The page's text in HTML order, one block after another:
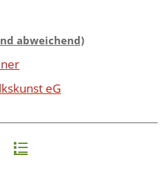
abweichend)
eG